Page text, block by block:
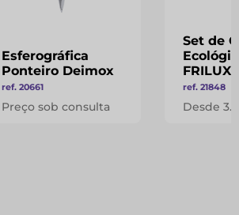
Esferográfica
Ponteiro Deimox
ref. 20661
Preço sob consulta
Set de
FRILUX
ref. 21848
Desde